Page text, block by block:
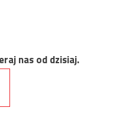
nas od dzisiaj.